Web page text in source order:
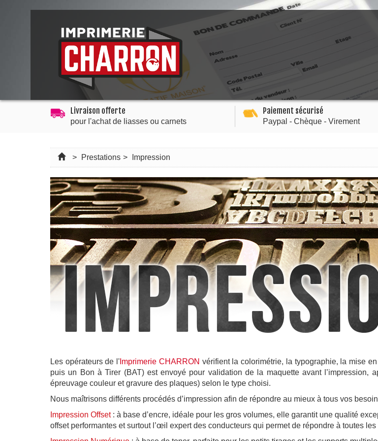
Livraison offerte
pour l'achat de liasses ou carnets
Paiement sécurisé
Paypal - Chèque - Virement
> Prestations > Impression
Les opérateurs de l' Imprimerie CHARRON vérifient la colorimétrie, la typographie, la mise
puis un Bon à Tirer (BAT) est envoyé pour validation de la maquette avant l’impression,
épreuvage couleur et gravure des plaques) selon le type choisi.
Nous maîtrisons différents procédés d’impression afin de répondre au mieux à tous vos
Impression Offset: à base d’encre, idéale pour les gros volumes, elle garantit une qualité
offset performantes et surtout l’œil expert des conducteurs qui permet de répondre à toutes